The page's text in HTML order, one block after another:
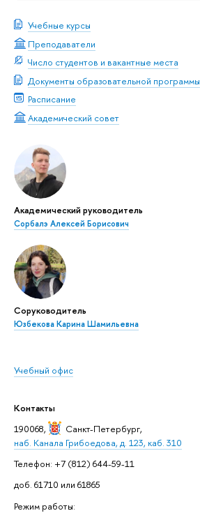
Учебные курсы
Преподаватели
Число студентов и вакантные места
Документы образовательной программы
Расписание
Академический совет
Академический руководитель
Сорбалэ Алексей Борисович
Соруководитель
Юзбекова Карина Шамильевна
Учебный офис
Контакты
190068,
Санкт-Петербург,
наб. Канала Грибоедова, д. 123, каб. 310
Телефон: +7 (812) 644-59-11
доб. 61710 или 61865
Режим работы: